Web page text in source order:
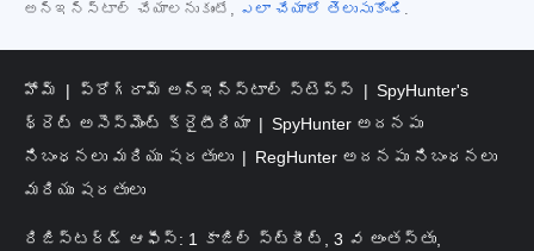
అన్‌ఇన్‌స్టాల్ చేయాలనుకుంటే, ఎలా చేయాలో తెలుసుకోండి .
హోమ్ ప్రోగ్రామ్ అన్‌ఇన్‌స్టాల్ స్టెప్స్
SpyHunter's
థ్రెట్ అసెస్‌మెంట్ క్రైటీరియా
SpyHunter అదనపు
నిబంధనలు మరియు షరతులు
RegHunter అదనపు నిబంధనలు
మరియు షరతులు
రిజిస్టర్డ్ ఆఫీస్: 1 కాజిల్ స్ట్రీట్, 3 వ అంతస్తు,